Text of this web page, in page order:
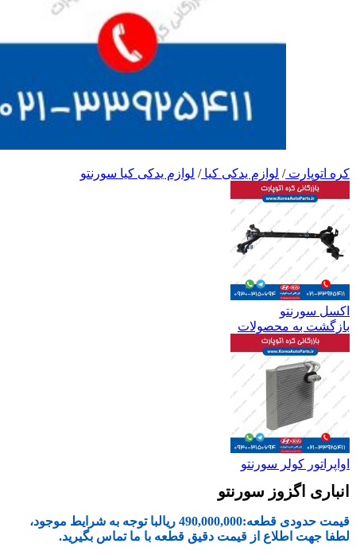
کره اتوپارت/ لوازم یدکی کیا/ لوازم یدکی کیا سورنتو
اکسل سورنتو
بازگشت به محصولات
اواپراتور کولر سورنتو
انباری اگزوز سورنتو
قیمت حدودی قطعه:490,000,000 ریالبا توجه به شرایط موجود،
لطفا جهت اطلاع از قیمت دقیق قطعه با ما تماس بگیرید.